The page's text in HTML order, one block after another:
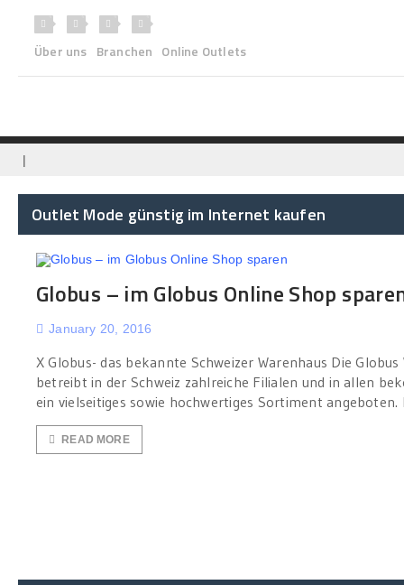
Über uns Branchen Online Outlets
|
Outlet Mode günstig im Internet kaufen
Globus – im Globus Online Shop
January 20, 2016
X Globus- das bekannte Schweizer Warenhaus Die
betreibt in der Schweiz zahlreiche Filialen und in allen
ein vielseitiges sowie hochwertiges Sortiment angeboten.
READ MORE